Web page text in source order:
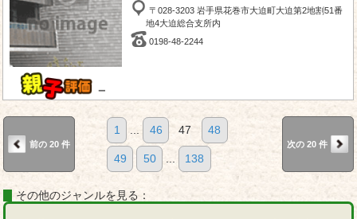
－
〒028-3203 岩手県花巻市大迫町大迫第2地割51番
地4大迫総合支所内
0198-48-2244
前の 20 件
1 ... 46 47 48
49 50 ... 138
次の 20 件
その他のジャンルを見る：